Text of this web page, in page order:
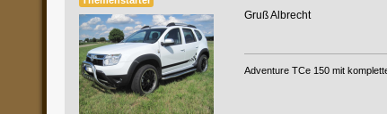
Gruß Albrecht
Adventure TCe 150 mit